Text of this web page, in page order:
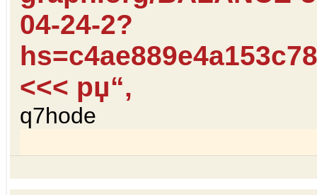
04-24-2?
<<< рџ“‚
q7hode